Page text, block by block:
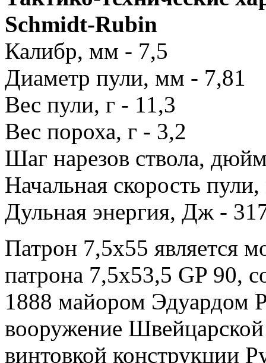
Schmidt-Rubin
Калибр, мм - 7,5
Диаметр пули, мм - 7,81
Вес пули, г - 11,3
Вес пороха, г - 3,2
Шаг нарезов ствола,
Начальная скорость
Дульная энергия, Дж -
Патрон 7,5x55 является
патрона 7,5x53,5 GP 90,
1888 майором Эдуардом
вооружение
винтовкой конструкции